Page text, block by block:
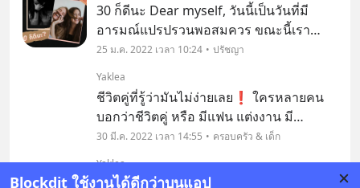
Blockdit ใช้งานได้ดีกว่าบนแอป
30 ก็ดีนะ Dear myself, วันนี้เป็นวันที่มี
อารมณ์แปรปรวนพอสมควร ขณะนี้เรา
กำลังนั่งอยู่ที่โรงอาหาร ด้านล่างของห้างหรู
เพียงลำพัง ดูดน้ำมาการิต้าสตรอเบอร์รี่ (ที่
ไม่มีแอลกอฮอล์) เพราะมันช่วยให้อารมณ์
ว้าวุ
25 ม.ค. 2022 เวลา 10:24
ปรัชญา
Yaklea
ชีวิตคู่ที่รู้ว่ามันไม่ง่ายเลย❗️ ใครหลายคน
บอกว่าชีวิตคู่ หรือ มีแฟน แต่งงาน มี
ครอบครัว แล้วจะมีความสุขทุกวัน อันนี้ต้อง
บอกก่อนว่า ไม่ และไม่เลย สำหรับความคิด
เรา
30 มี.ค. 2022 เวลา 14:55
ครอบครัว & เด็ก
Yaklea
ชีวิตหลังแต่งงาน & คนเคยโสด ได้ไปอ่าน